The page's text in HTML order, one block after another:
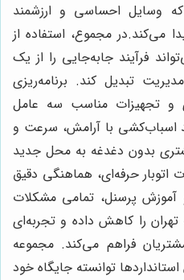
وسایل احساسی و ارزشمند
می‌کند.در مجموع، استفاده از
فرآیند جابه‌جایی را از یک
تبدیل کند. برنامه‌ریزی
و تجهیزات مناسب سه عامل
با آرامش، سرعت و
بدون دغدغه به محل جدید
اتوبار حرفه‌ای، هماهنگی دقیق
آموزش پرسنل، تمامی مشکلات
را کاهش داده و تجربه‌ای
فراهم می‌کند. مجموعه
توانسته جایگاه خود